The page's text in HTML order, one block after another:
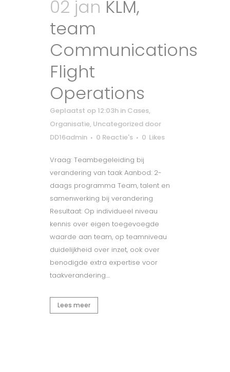
02 jan KLM,
team
Communications
Flight
Operations
Geplaatst op 12:03h in Cases,
Organisatie, Uncategorized door
DD16admin
0 Reactie's 0 Likes
Vraag: Teambegeleiding bij
verandering van taak Aanbod: 2-
daags programma Team, talent en
samenwerking bij verandering
Resultaat: Op individueel niveau
kennis over eigen toegevoegde
waarde aan team, op teamniveau
duidelijkheid over inzet, ook over
benodigde extra expertise voor
taakverandering....
Lees meer